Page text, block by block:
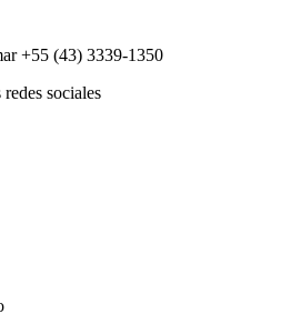
+55 (43) 3339-1350
sociales